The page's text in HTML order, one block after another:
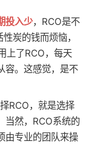
投入少，RCO是不
炭的钱而烦恼，
上了RCO，每天
容。这感觉，是不
RCO，就是选择
当然，RCO系统的
由专业的团队来操